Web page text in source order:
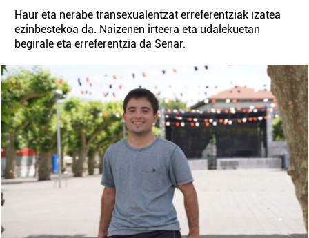
Haur eta nerabe transexualentzat erreferentziak izatea
ezinbestekoa da. Naizenen irteera eta udalekuetan
begirale eta erreferentzia da Senar.